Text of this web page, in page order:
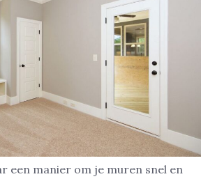
een manier om je muren snel en